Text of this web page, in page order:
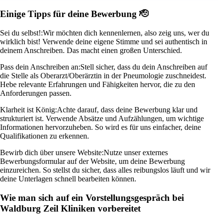
Einige Tipps für deine Bewerbung 🫡
Sei du selbst!:Wir möchten dich kennenlernen, also zeig uns, wer du
wirklich bist! Verwende deine eigene Stimme und sei authentisch in
deinem Anschreiben. Das macht einen großen Unterschied.
Pass dein Anschreiben an:Stell sicher, dass du dein Anschreiben auf
die Stelle als Oberarzt/Oberärztin in der Pneumologie zuschneidest.
Hebe relevante Erfahrungen und Fähigkeiten hervor, die zu den
Anforderungen passen.
Klarheit ist König:Achte darauf, dass deine Bewerbung klar und
strukturiert ist. Verwende Absätze und Aufzählungen, um wichtige
Informationen hervorzuheben. So wird es für uns einfacher, deine
Qualifikationen zu erkennen.
Bewirb dich über unsere Website:Nutze unser externes
Bewerbungsformular auf der Website, um deine Bewerbung
einzureichen. So stellst du sicher, dass alles reibungslos läuft und wir
deine Unterlagen schnell bearbeiten können.
Wie man sich auf ein Vorstellungsgespräch bei
Waldburg Zeil Kliniken vorbereitet